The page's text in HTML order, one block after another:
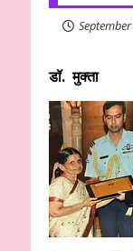
डॉ. मुक्ता